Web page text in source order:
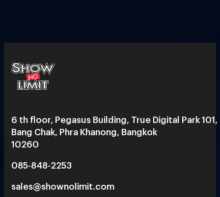
6 th floor, Pegasus Building, True Digital Park 101,
Bang Chak, Phra Khanong, Bangkok
10260
085-848-2253
sales@shownolimit.com